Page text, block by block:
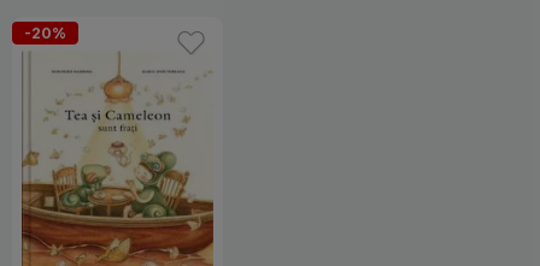
-20%